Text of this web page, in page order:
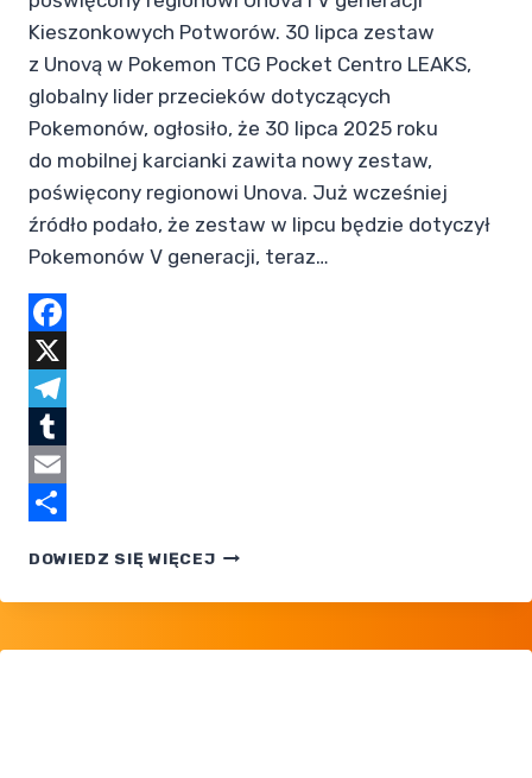
Kieszonkowych Potworów. 30 lipca zestaw
z Unovą w Pokemon TCG Pocket Centro LEAKS,
globalny lider przecieków dotyczących
Pokemonów, ogłosiło, że 30 lipca 2025 roku
do mobilnej karcianki zawita nowy zestaw,
poświęcony regionowi Unova. Już wcześniej
źródło podało, że zestaw w lipcu będzie dotyczył
Pokemonów V generacji, teraz…
Facebook
X
Telegram
Tumblr
Email
DOWIEDZ SIĘ WIĘCEJPOKEMON
POCKET:
LIPCA